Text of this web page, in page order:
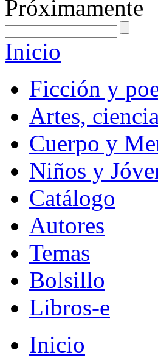
Próximamente
Inicio
Ficción y
Artes,
Cuerpo y
Niños y
Catálogo
Autores
Temas
Bolsillo
Libros-e
Inicio